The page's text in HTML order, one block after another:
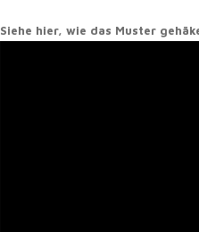
Siehe hier, wie das Muster